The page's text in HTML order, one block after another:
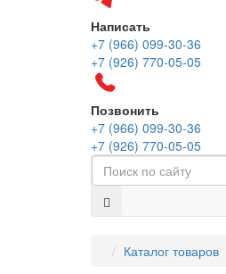
Написать
+7 (966) 099-30-36
+7 (926) 770-05-05
Позвонить
+7 (966) 099-30-36
+7 (926) 770-05-05
Каталог товаров